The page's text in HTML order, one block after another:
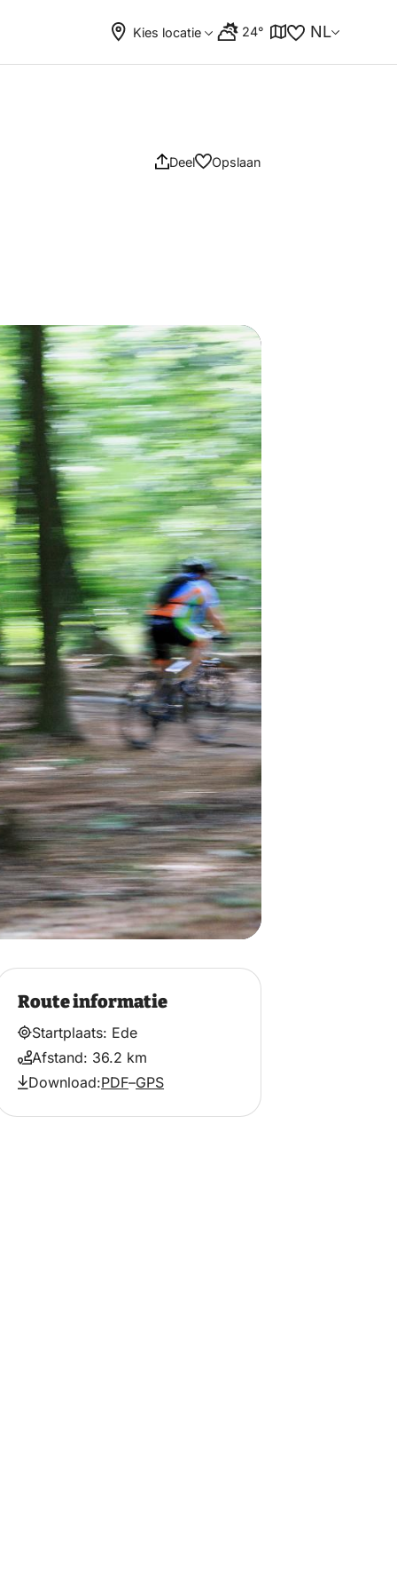
Kies locatie 24° NL
Deel Opslaan
Route informatie
Startplaats: Ede
Afstand: 36.2 km
Download:PDF–GPS